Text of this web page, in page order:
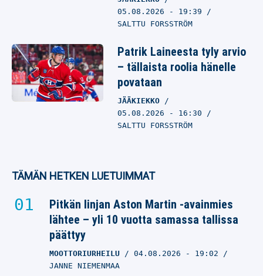
05.08.2026 - 19:39
SALTTU FORSSTRÖM
Patrik Laineesta tyly arvio
– tällaista roolia hänelle
povataan
JÄÄKIEKKO
05.08.2026 - 16:30
SALTTU FORSSTRÖM
TÄMÄN HETKEN LUETUIMMAT
Pitkän linjan Aston Martin -avainmies
lähtee – yli 10 vuotta samassa tallissa
päättyy
MOOTTORIURHEILU 04.08.2026 - 19:02
JANNE NIEMENMAA